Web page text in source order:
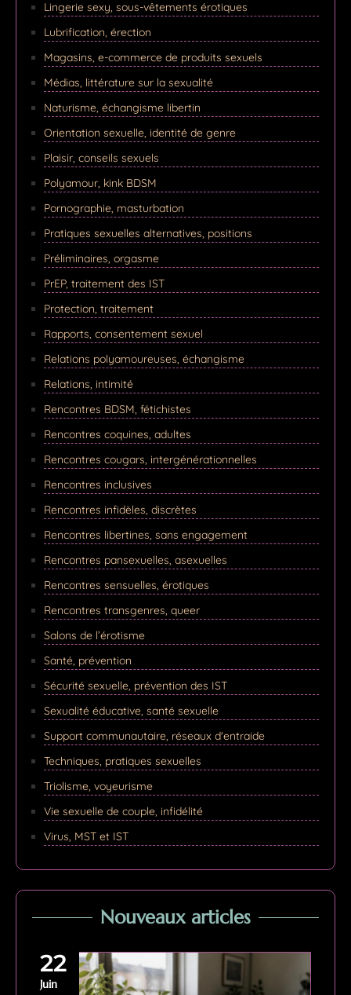
Lingerie sexy, sous-vêtements érotiques
Lubrification, érection
Magasins, e-commerce de produits sexuels
Médias, littérature sur la sexualité
Naturisme, échangisme libertin
Orientation sexuelle, identité de genre
Plaisir, conseils sexuels
Polyamour, kink BDSM
Pornographie, masturbation
Pratiques sexuelles alternatives, positions
Préliminaires, orgasme
PrEP, traitement des IST
Protection, traitement
Rapports, consentement sexuel
Relations polyamoureuses, échangisme
Relations, intimité
Rencontres BDSM, fétichistes
Rencontres coquines, adultes
Rencontres cougars, intergénérationnelles
Rencontres inclusives
Rencontres infidèles, discrètes
Rencontres libertines, sans engagement
Rencontres pansexuelles, asexuelles
Rencontres sensuelles, érotiques
Rencontres transgenres, queer
Salons de l’érotisme
Santé, prévention
Sécurité sexuelle, prévention des IST
Sexualité éducative, santé sexuelle
Support communautaire, réseaux d'entraide
Techniques, pratiques sexuelles
Triolisme, voyeurisme
Vie sexuelle de couple, infidélité
Virus, MST et IST
Nouveaux articles
22
Juin